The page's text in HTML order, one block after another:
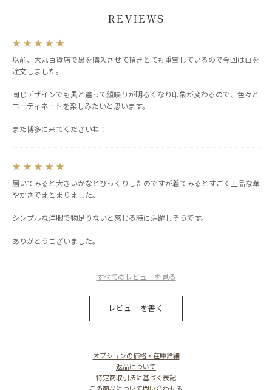
REVIEWS
★ ★ ★ ★ ★
以前、大丸百貨店で黒を購入させて頂きとても重宝しているので今回は白を
注文しました。
同じデザインでも黒と違って顔映りが明るくなり印象が変わるので、色々と
コーディネートを楽しみたいと思います。
また博多に来てくださいね！
★ ★ ★ ★ ★
届いてみると大きいかなとびっくりしたのですが着てみるとすごく上品な華
やかさでまとまりました。
シンプルな洋服で物足りないと感じる時に活躍しそうです。
ありがとうございました。
すべてのレビューを見る
レビューを書く
オプションの価格・在庫詳細
返品について
特定商取引法に基づく表記